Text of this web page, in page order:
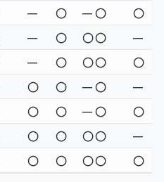
— ◯ — ◯
◯
— ◯ ◯◯
—
— ◯ ◯◯
◯
◯ ◯ — ◯
—
◯ ◯ — ◯
◯
◯ ◯ ◯◯
—
◯ ◯ ◯◯ ◯